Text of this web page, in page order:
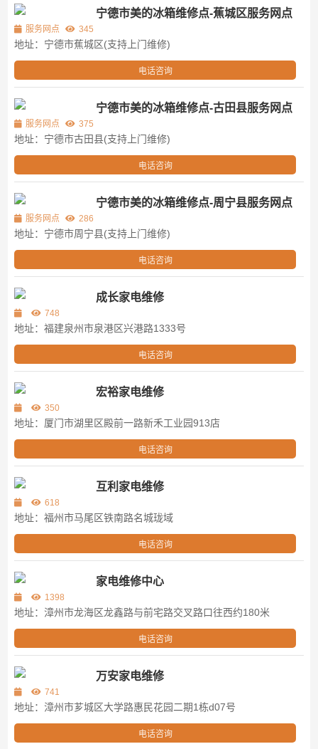
宁德市美的冰箱维修点-蕉城区服务网点
服务网点 345
地址：宁德市蕉城区(支持上门维修)
电话咨询
宁德市美的冰箱维修点-古田县服务网点
服务网点 375
地址：宁德市古田县(支持上门维修)
电话咨询
宁德市美的冰箱维修点-周宁县服务网点
服务网点 286
地址：宁德市周宁县(支持上门维修)
电话咨询
成长家电维修
748
地址：福建泉州市泉港区兴港路1333号
电话咨询
宏裕家电维修
350
地址：厦门市湖里区殿前一路新禾工业园913店
电话咨询
互利家电维修
618
地址：福州市马尾区铁南路名城珑域
电话咨询
家电维修中心
1398
地址：漳州市龙海区龙鑫路与前宅路交叉路口往西约180米
电话咨询
万安家电维修
741
地址：漳州市芗城区大学路惠民花园二期1栋d07号
电话咨询